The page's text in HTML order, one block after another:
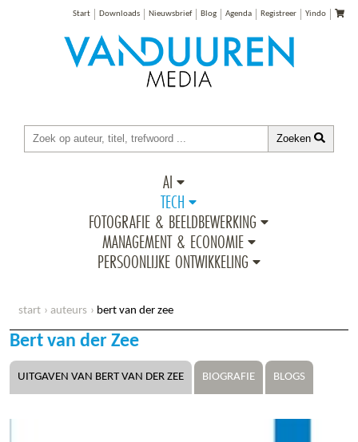
Start Downloads Nieuwsbrief Blog Agenda Registreer Yindo
Zoeken
AI
TECH
FOTOGRAFIE & BEELDBEWERKING
MANAGEMENT & ECONOMIE
PERSOONLIJKE ONTWIKKELING
start auteurs bert van der zee
Bert van der Zee
UITGAVEN VAN BERT VAN DER ZEE BIOGRAFIE BLOGS